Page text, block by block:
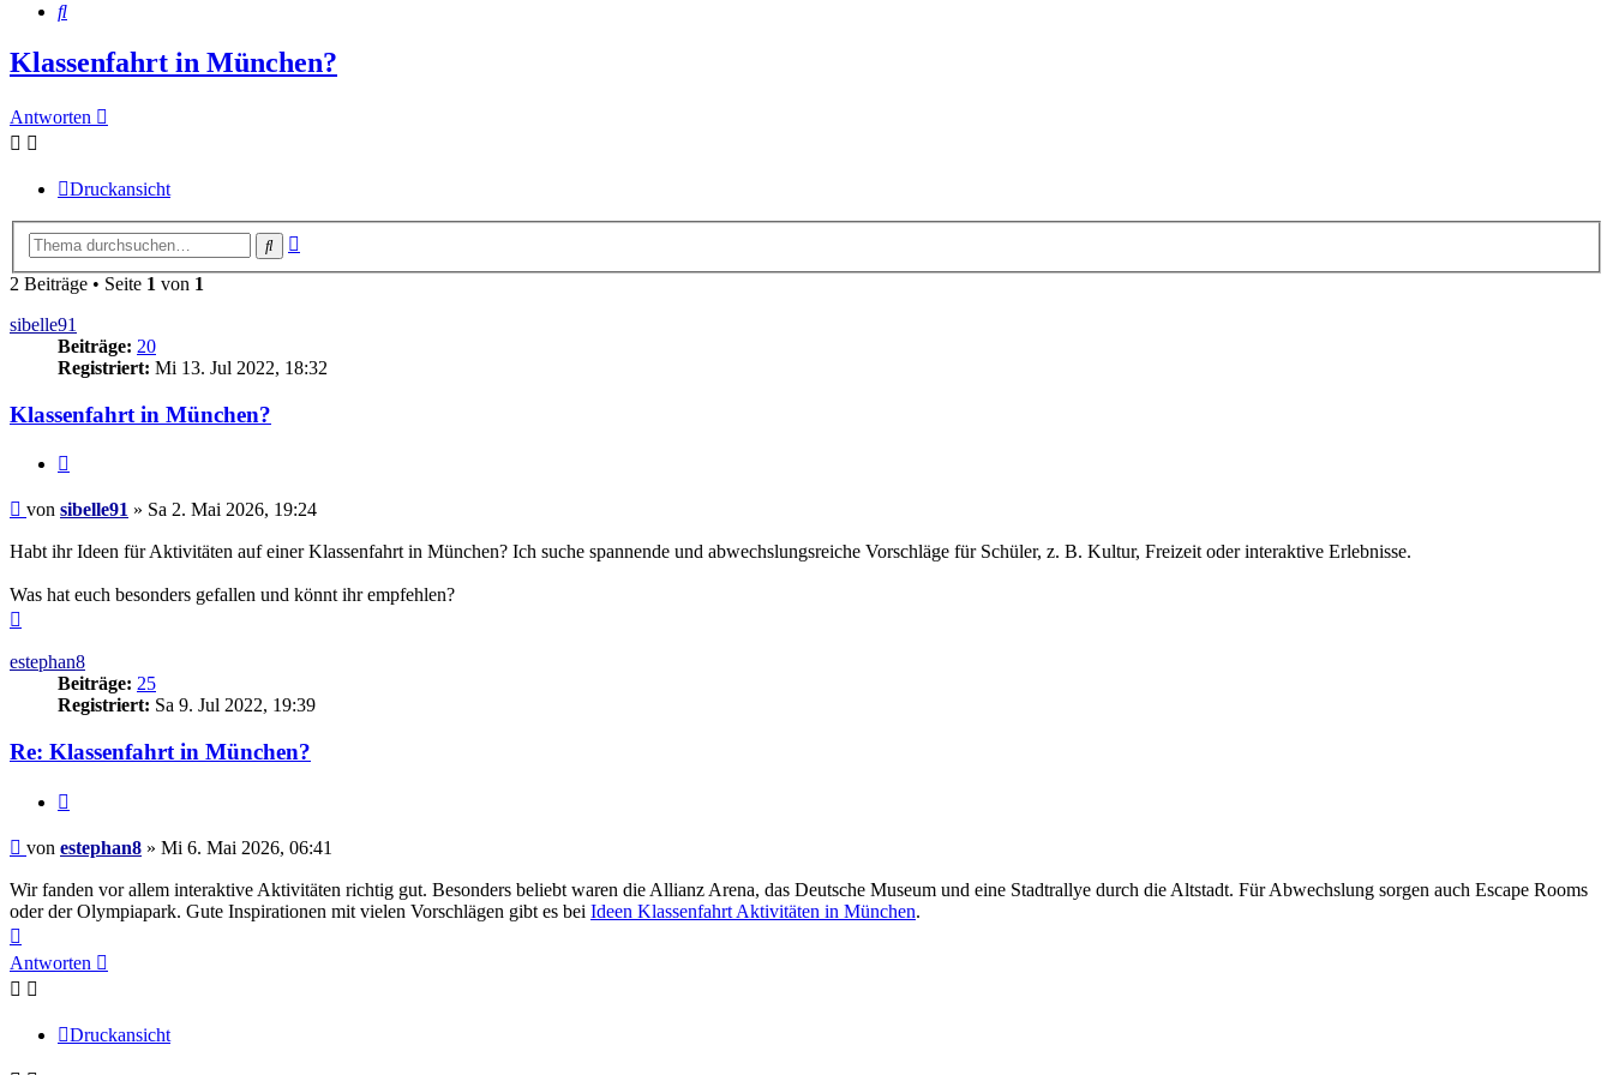
Suche
Klassenfahrt in München?
Antworten
Druckansicht
Suche
2 Beiträge • Seite 1 von 1
sibelle91
Beiträge: 20
Registriert: Mi 13. Jul 2022, 18:32
Klassenfahrt in München?
Beitrag
von sibelle91 » Sa 2. Mai 2026, 19:24
Habt ihr Ideen für Aktivitäten auf einer Klassenfahrt in München? Ich suche spannende und abwechslungsreiche Vorschläge für Schüler, z. B. Kultur, Freizeit oder interaktive Erlebnisse.
Was hat euch besonders gefallen und könnt ihr empfehlen?
estephan8
Beiträge: 25
Registriert: Sa 9. Jul 2022, 19:39
Re: Klassenfahrt in München?
Beitrag
von estephan8 » Mi 6. Mai 2026, 06:41
Wir fanden vor allem interaktive Aktivitäten richtig gut. Besonders beliebt waren die Allianz Arena, das Deutsche Museum und eine Stadtrallye durch die Altstadt. Für Abwechslung sorgen auch Escape Rooms
oder der Olympiapark. Gute Inspirationen mit vielen Vorschlägen gibt es bei Ideen Klassenfahrt Aktivitäten in München.
oben
Antworten
Druckansicht